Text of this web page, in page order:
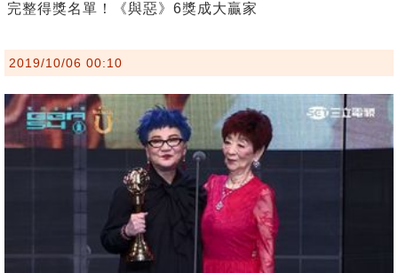
完整得獎名單！《與惡》6獎成大贏家
2019/10/06 00:10